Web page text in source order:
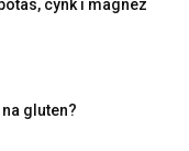
cynk i magnez
gluten?